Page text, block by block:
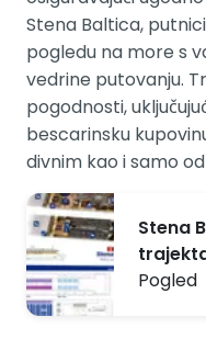
Stena Baltica,
pogledu na more s
vedrine putovanju.
pogodnosti,
bescarinsku
divnim kao i samo
Stena
Pogled